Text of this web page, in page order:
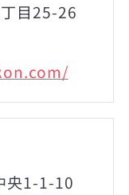
目25-26
央1-1-10